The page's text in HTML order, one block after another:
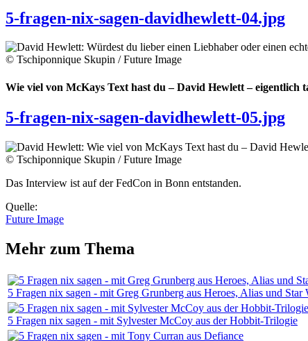
5-fragen-nix-sagen-davidhewlett-04.jpg
© Tschiponnique Skupin / Future Image
Wie viel von McKays Text hast du – David Hewlett – eigentlich
5-fragen-nix-sagen-davidhewlett-05.jpg
© Tschiponnique Skupin / Future Image
Das Interview ist auf der FedCon in Bonn entstanden.
Quelle:
Future Image
Mehr zum Thema
5 Fragen nix sagen - mit Greg Grunberg aus Heroes, Alias und Star
5 Fragen nix sagen - mit Sylvester McCoy aus der Hobbit-Trilogie